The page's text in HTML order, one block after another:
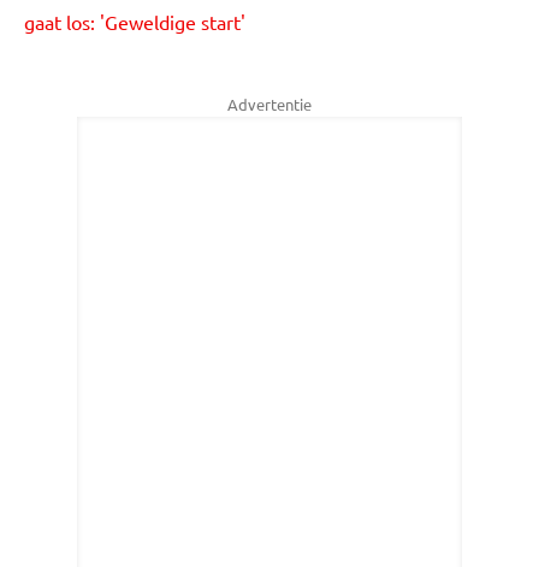
gaat los: 'Geweldige start'
Advertentie